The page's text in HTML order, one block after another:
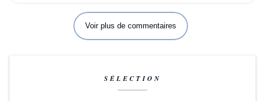
Voir plus de commentaires
SÉLECTION